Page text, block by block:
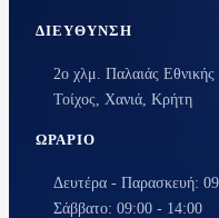
ΔΙΕΎΘΥΝΣΗ
2ο χλμ. Παλαιάς
Τοίχος, Χανιά, Κρήτη
ΩΡΆΡΙΟ
Δευτέρα - Παρασκευή:
Σάββατο: 09:00 - 14:00